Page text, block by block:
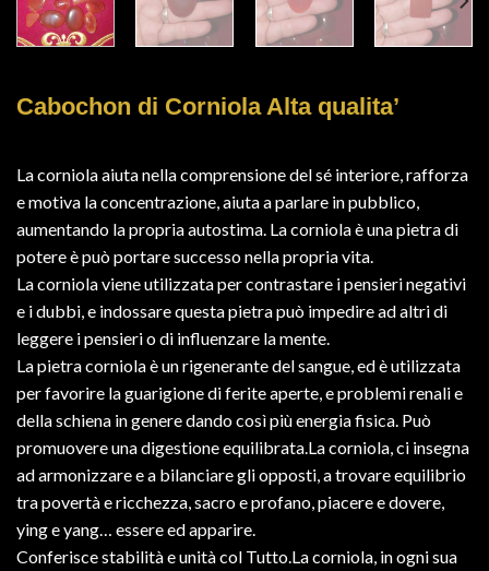
Cabochon di Corniola Alta qualita’
La corniola aiuta nella comprensione del sé interiore, rafforza
e motiva la concentrazione, aiuta a parlare in pubblico,
aumentando la propria autostima. La corniola è una pietra di
potere è può portare successo nella propria vita.
La corniola viene utilizzata per contrastare i pensieri negativi
e i dubbi, e indossare questa pietra può impedire ad altri di
leggere i pensieri o di influenzare la mente.
La pietra corniola è un rigenerante del sangue, ed è utilizzata
per favorire la guarigione di ferite aperte, e problemi renali e
della schiena in genere dando così più energia fisica. Può
promuovere una digestione equilibrata.La corniola, ci insegna
ad armonizzare e a bilanciare gli opposti, a trovare equilibrio
tra povertà e ricchezza, sacro e profano, piacere e dovere,
ying e yang… essere ed apparire.
Conferisce stabilità e unità col Tutto.La corniola, in ogni sua